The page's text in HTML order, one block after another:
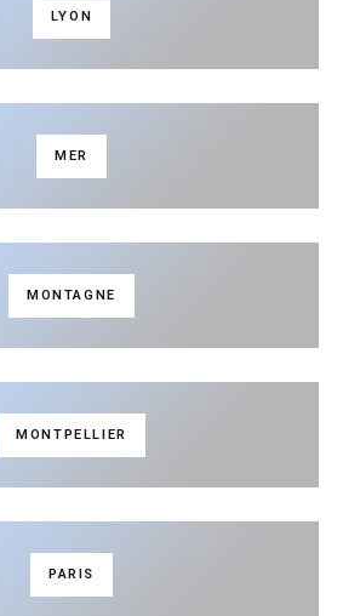
LYON
MER
MONTAGNE
MONTPELLIER
PARIS